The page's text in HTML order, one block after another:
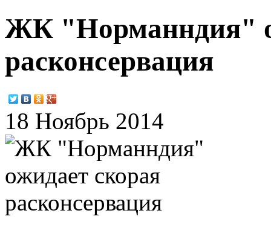
ЖК "Норманндия"
расконсервация
18 Ноябрь 2014